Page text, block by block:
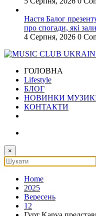
Настя Балог
про спогади, які
4 Серпня, 2026 0
ГОЛОВНА
Lifestyle
БЛОГ
НОВИНКИ
КОНТАКТИ
×
Home
2025
Вересень
12